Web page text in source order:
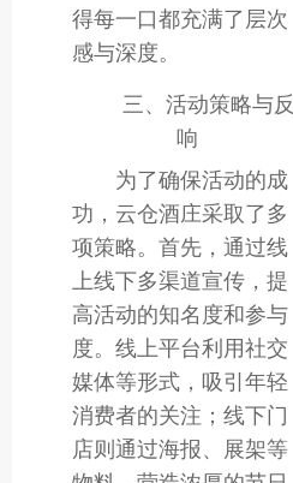
得每一口都充满了层次
感与深度。
三、活动策略与反
响
为了确保活动的成
功，云仓酒庄采取了多
项策略。首先，通过线
上线下多渠道宣传，提
高活动的知名度和参与
度。线上平台利用社交
媒体等形式，吸引年轻
消费者的关注；线下门
店则通过海报、展架等